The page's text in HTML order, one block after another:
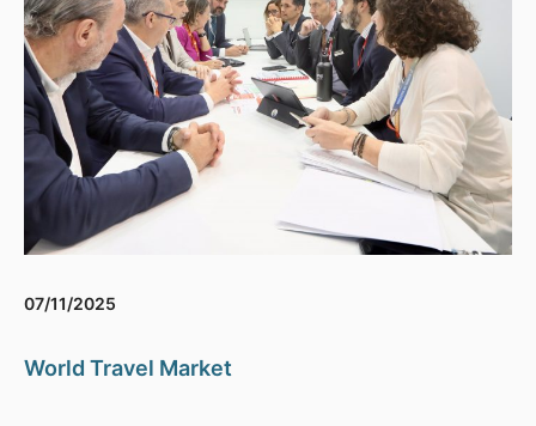
07/11/2025
World Travel Market